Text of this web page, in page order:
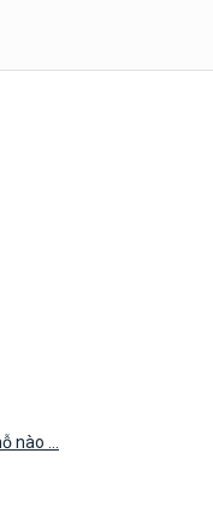
nào ...